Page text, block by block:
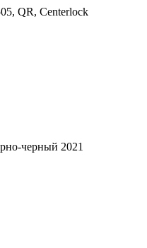
QR, Centerlock
черный 2021